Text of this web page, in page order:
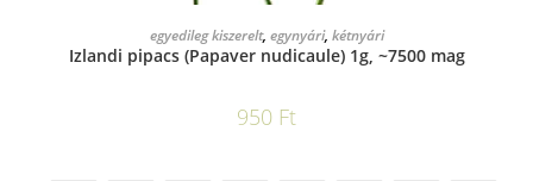
KOSÁRBA TESZEM
egyedileg kiszerelt, egynyári, kétnyári
Izlandi pipacs (Papaver nudicaule) 1g, ~7500 mag
950 Ft